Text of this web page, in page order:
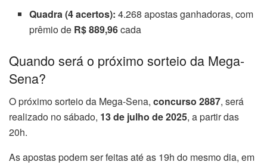
Quadra (4 acertos): 4.268 apostas ganhadoras, com
prêmio de R$ 889,96cada
Quando será o próximo sorteio da Mega-
Sena?
O próximo sorteio da Mega-Sena, concurso 2887, será
realizado no sábado, 13 de julho de 2025, a partir das
20h.
As apostas podem ser feitas até as 19h do mesmo dia, em